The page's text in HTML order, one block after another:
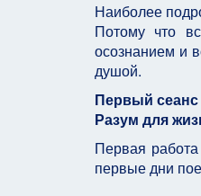
Наиболее
Потому что
осознанием и
душой.
Первый
Разум для
Первая
первые дни